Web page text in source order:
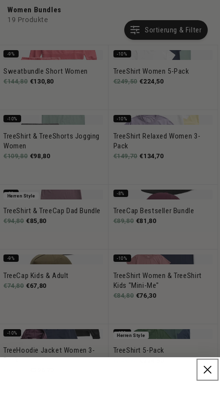
Women Bundles
19 Produkte
Sortierung & Filter
-9%
Sweatbundle Short Women
€144,80 €130,80
-10%
TreeShirt Women 5-Pack
€249,50 €224,50
-10%
TreeShirt & TreeShorts Jogging
Women
€109,80 €98,80
-10%
TreeShirt Relaxed Women 3-
Pack
€149,70 €134,70
-9%
Herren Style
TreeShirt & TreeCap Dad Bundle
€94,80 €85,80
-8%
TreeCap Bestseller Bundle
€89,80 €81,80
-9%
TreeCap Kids & Adult
€74,80 €67,80
-10%
TreeShirt Women & TreeShirt
Kids "Mini-Me"
€84,80 €76,30
-10%
TreeHoodie Jacket Women 3-
Pack
-10%
Herren Style
TreeShirt 5-Pack